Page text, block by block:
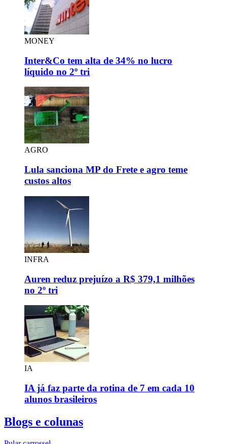
MONEY
Inter&Co tem alta de 34% no lucro
líquido no 2º tri
AGRO
Lula sanciona MP do Frete e agro teme
custos altos
INFRA
Auren reduz prejuízo a R$ 379,1 milhões
no 2º tri
IA
IA já faz parte da rotina de 7 em cada 10
alunos brasileiros
Blogs e colunas